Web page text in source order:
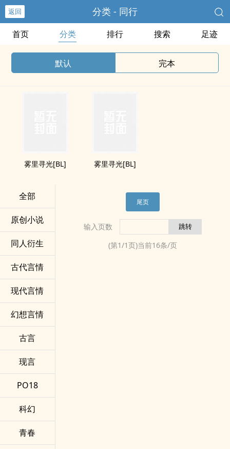
返回 分类 - 同行
首页 分类 排行 搜索 足迹
默认 完本
雾里寻光[BL] 雾里寻光[BL]
全部
原创小说
同人衍生
古代言情
现代言情
幻想言情
古言
现言
PO18
科幻
青春
尾页
输入页数
(第1/1页)当前16条/页